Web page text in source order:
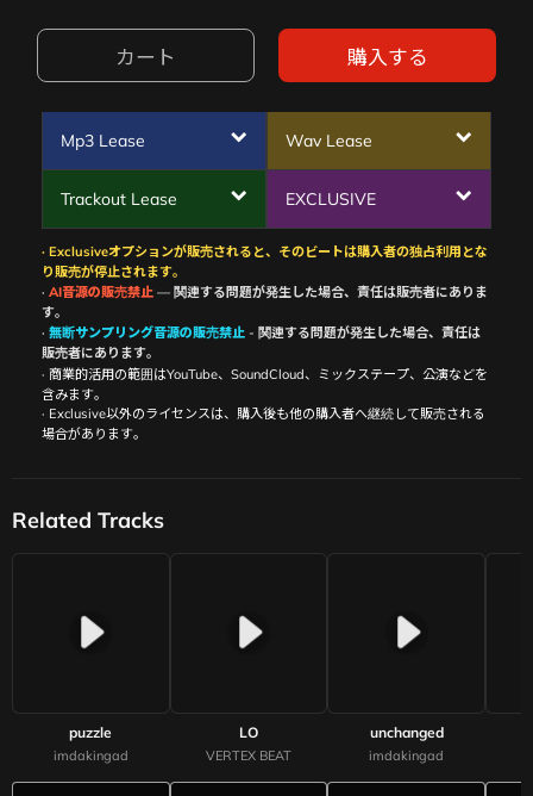
カート 購入する
Mp3 Lease Wav Lease
Trackout Lease EXCLUSIVE
· Exclusiveオプションが販売されると、そのビートは購入者の独占利用とな
り販売が停止されます。
· AI音源の販売禁止— 関連する問題が発生した場合、責任は販売者にありま
す。
· 無断サンプリング音源の販売禁止- 関連する問題が発生した場合、責任は
販売者にあります。
· 商業的活用の範囲はYouTube、SoundCloud、ミックステープ、公演などを
含みます。
· Exclusive以外のライセンスは、購入後も他の購入者へ継続して販売される
場合があります。
Related Tracks
puzzle
imdakingad
LO
VERTEX BEAT
unchanged
imdakingad